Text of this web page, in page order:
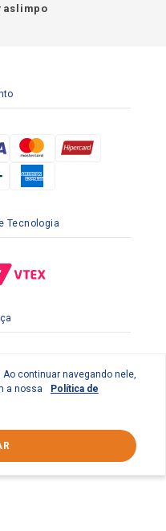
Tecnologia
continuar navegando nele,
a nossa
Política de